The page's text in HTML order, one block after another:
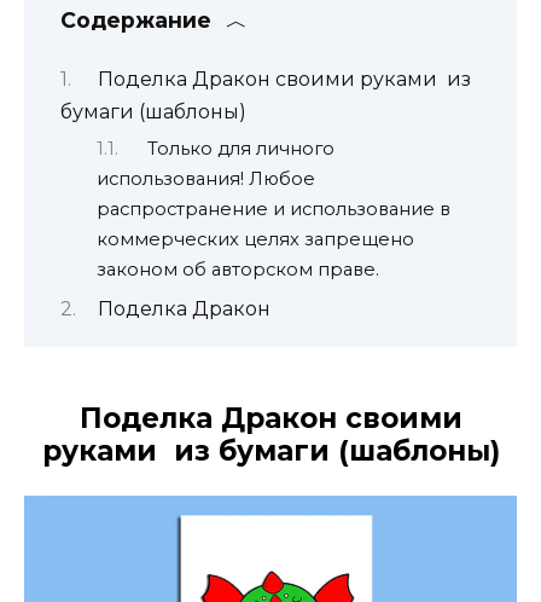
Содержание
Поделка Дракон своими руками из
бумаги (шаблоны)
Только для личного
использования! Любое
распространение и использование в
коммерческих целях запрещено
законом об авторском праве.
Поделка Дракон
Поделка Дракон своими
руками из бумаги (шаблоны)